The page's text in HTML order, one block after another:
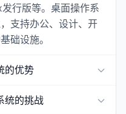
行版等。桌面操作系
支持办公、设计、开
础设施。
的优势
统的挑战